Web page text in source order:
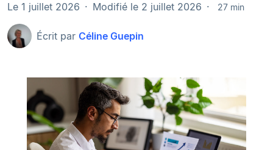
Écrit par Céline Guepin
Le 1 juillet 2026 Modifié le 2 juillet 2026 27 min